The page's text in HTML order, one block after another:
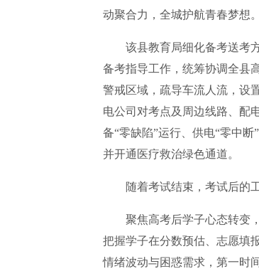
动聚合力，全城护航青春梦想。
该县教育局细化备考送考方
备考指导工作，统筹协调全县
警戒区域，疏导车流人流，设
电公司对考点及周边线路、配
备“零缺陷”运行、供电“零中
并开通医疗救治绿色通道。
随着考试结束，考试后的工
聚焦高考后学子心态转变，
把握学子在分数预估、志愿填
情绪波动与困惑需求，第一时